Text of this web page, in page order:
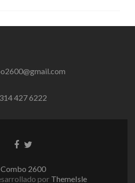
314 427 6222
EnlaceEnlace
Combo 2600
por ThemeIsle